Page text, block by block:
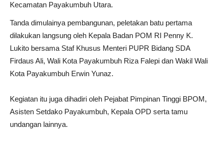
Kecamatan Payakumbuh Utara.
Tanda dimulainya pembangunan, peletakan batu pertama
dilakukan langsung oleh Kepala Badan POM RI Penny K.
Lukito bersama Staf Khusus Menteri PUPR Bidang SDA
Firdaus Ali, Wali Kota Payakumbuh Riza Falepi dan Wakil Wali
Kota Payakumbuh Erwin Yunaz.
Kegiatan itu juga dihadiri oleh Pejabat Pimpinan Tinggi BPOM,
Asisten Setdako Payakumbuh, Kepala OPD serta tamu
undangan lainnya.